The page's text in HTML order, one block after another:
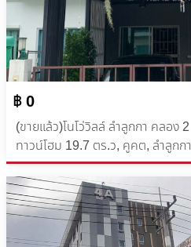
฿ 0
(ขายเเล้ว)โนโว่วิลล์ ลำลูกกา คลอง 2
ทาวน์โฮม 19.7 ​ตร.ว, คูคต, ลำลูกกา